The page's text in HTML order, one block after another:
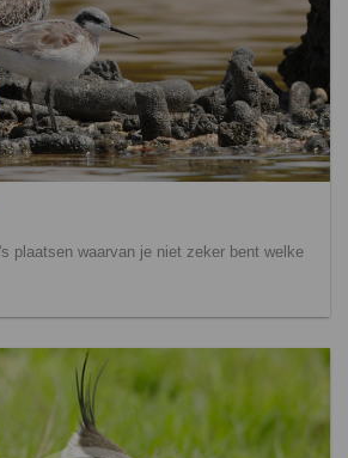
plaatsen waarvan je niet zeker bent welke